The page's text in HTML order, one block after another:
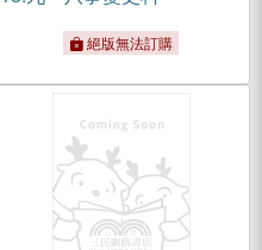
絕版無法訂購